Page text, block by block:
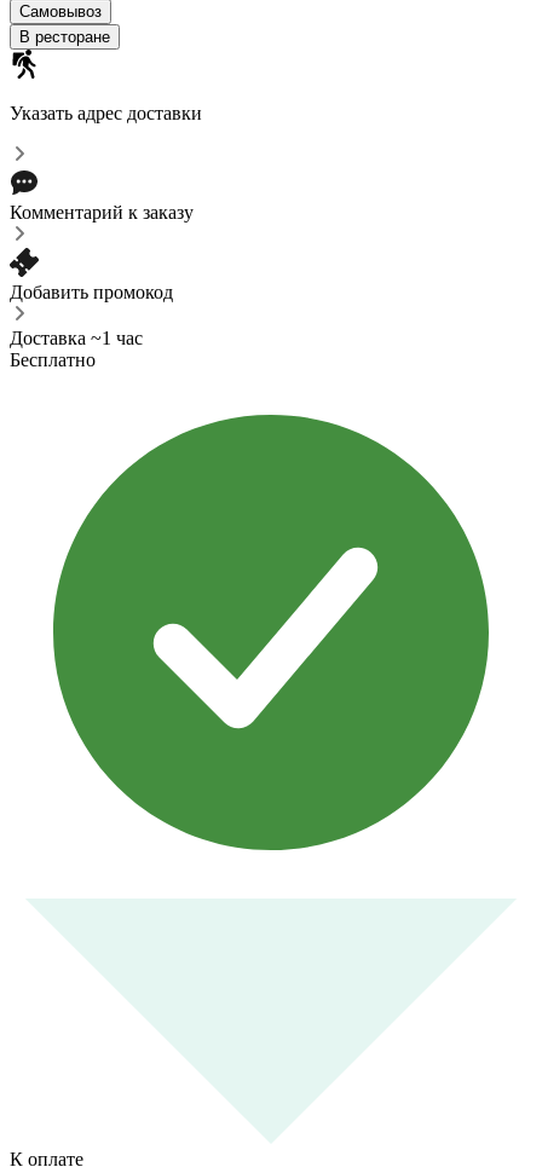
Самовывоз
В ресторане
Указать адрес доставки
Комментарий к заказу
Добавить промокод
Доставка ~1 час
Бесплатно
К оплате